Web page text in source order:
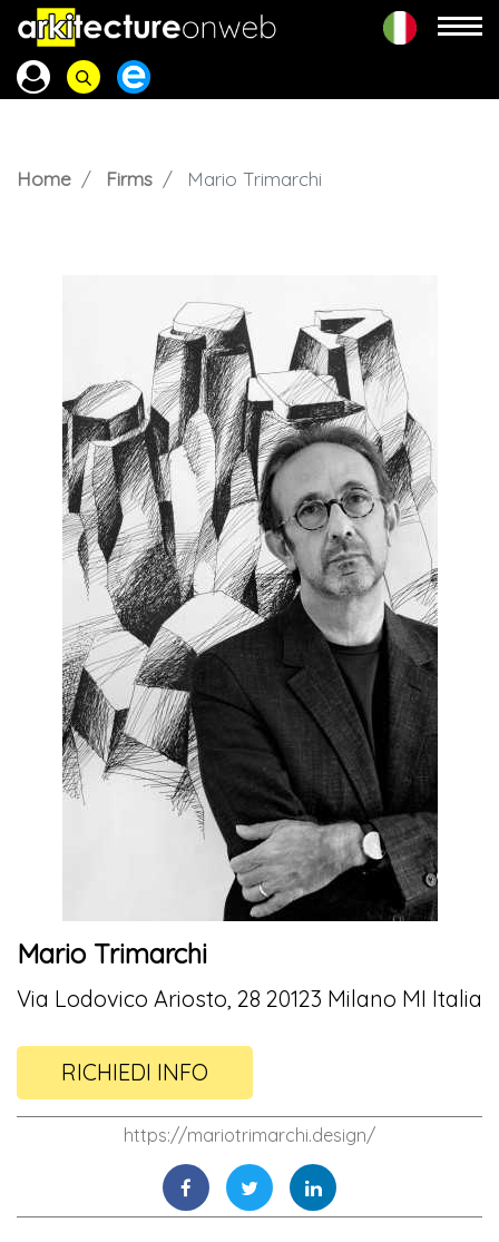
Home Firms Mario Trimarchi
Mario Trimarchi
Via Lodovico Ariosto, 28 20123 Milano MI Italia
RICHIEDI INFO
https://mariotrimarchi.design/